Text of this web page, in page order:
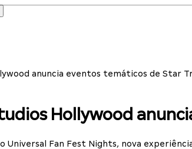
anuncia eventos temáticos de Star
Hollywood
Universal Fan Fest Nights, nova